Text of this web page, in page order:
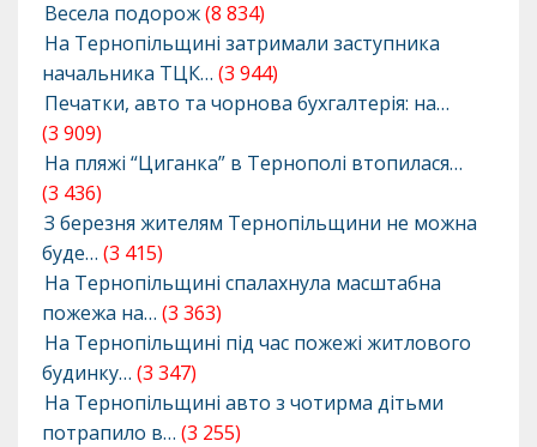
Весела подорож(8 834)
На Тернопільщині затримали заступника
начальника ТЦК… (3 944)
Печатки, авто та чорнова бухгалтерія: на…
(3 909)
На пляжі “Циганка” в Тернополі втопилася…
(3 436)
З березня жителям Тернопільщини не можна
буде… (3 415)
На Тернопільщині спалахнула масштабна
пожежа на… (3 363)
На Тернопільщині під час пожежі житлового
будинку… (3 347)
На Тернопільщині авто з чотирма дітьми
потрапило в… (3 255)